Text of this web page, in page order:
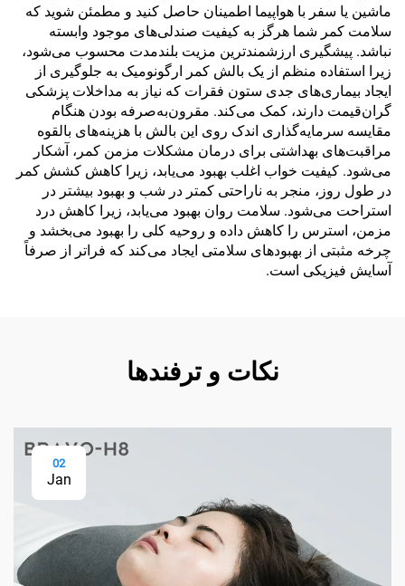
ماشین یا سفر با هواپیما اطمینان حاصل کنید و مطمئن شوید که
سلامت کمر شما هرگز به کیفیت صندلی‌های موجود وابسته
نباشد. پیشگیری ارزشمندترین مزیت بلندمدت محسوب می‌شود،
زیرا استفاده منظم از یک بالش کمر ارگونومیک به جلوگیری از
ایجاد بیماری‌های جدی ستون فقرات که نیاز به مداخلات پزشکی
گران‌قیمت دارند، کمک می‌کند. مقرون‌به‌صرفه بودن هنگام
مقایسه سرمایه‌گذاری اندک روی این بالش با هزینه‌های بالقوه
مراقبت‌های بهداشتی برای درمان مشکلات مزمن کمر، آشکار
می‌شود. کیفیت خواب اغلب بهبود می‌یابد، زیرا کاهش کشش کمر
در طول روز، منجر به ناراحتی کمتر در شب و بهبود بیشتر در
استراحت می‌شود. سلامت روان بهبود می‌یابد، زیرا کاهش درد
مزمن، استرس را کاهش داده و روحیه کلی را بهبود می‌بخشد و
چرخه مثبتی از بهبودهای سلامتی ایجاد می‌کند که فراتر از صرفاً
آسایش فیزیکی است.
نکات و ترفندها
02
Jan